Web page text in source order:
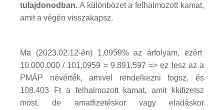
tulajdonodban. A különbözet a felhalmozott kamat,
amit a végén visszakapsz.
Ma (2023.02.12-én) 1,0959% az árfolyam, ezért
10.000.000 / 101,0959 = 9.891.597 => ez lesz az a
PMÁP névérték, amivel rendelkezni fogsz, és
108.403 Ft a felhalmozott kamat, amit kkifizetsz
most, de amatfizetéskor vagy eladáskor